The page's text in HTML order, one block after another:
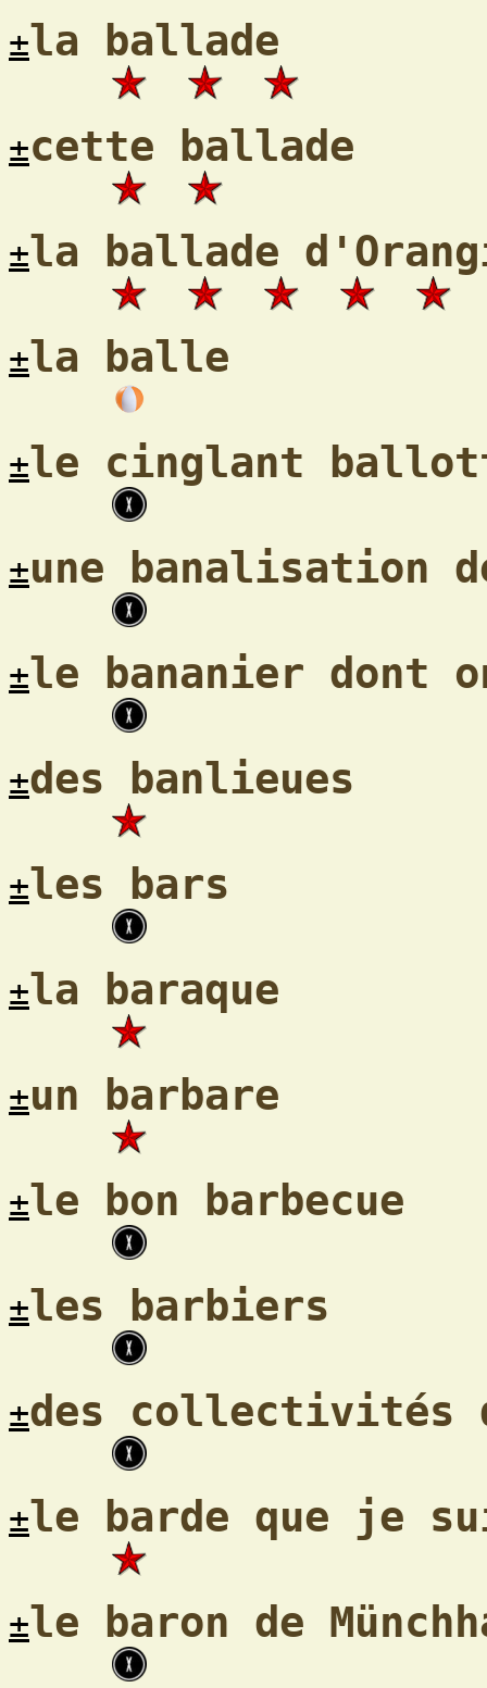
±la ballade
±cette ballade
±la ballade
±la balle
±le cinglant
±une banalisation
±le bananier dont
±des banlieues
±les bars
±la baraque
±un barbare
±le bon barbecue
±les barbiers
±des collectivités
±le barde que je
±le baron de